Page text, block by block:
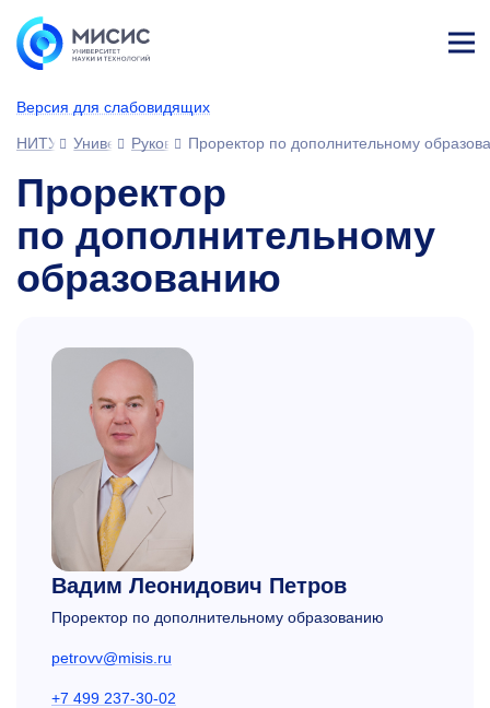
Версия для слабовидящих
ине
НИТУ МИСИСУниверситетРуководствоПроректор по дополнительному
Проректор
по дополнительному
образованию
Вадим Леонидович Петров
Проректор по дополнительному образованию
petrovv@misis.ru
+7 499 237-30-02